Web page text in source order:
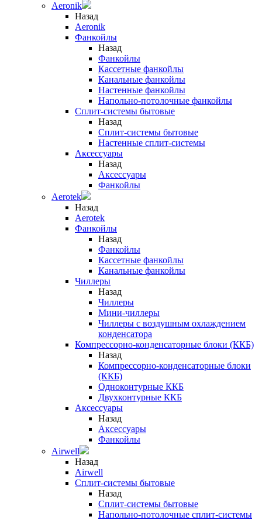
Aeronik
Назад
Aeronik
Фанкойлы
Назад
Фанкойлы
Кассетные фанкойлы
Канальные фанкойлы
Настенные фанкойлы
Напольно-потолочные фанкойлы
Сплит-системы бытовые
Назад
Сплит-системы бытовые
Настенные сплит-системы
Аксессуары
Назад
Аксессуары
Фанкойлы
Aerotek
Назад
Aerotek
Фанкойлы
Назад
Фанкойлы
Кассетные фанкойлы
Канальные фанкойлы
Чиллеры
Назад
Чиллеры
Мини-чиллеры
Чиллеры с воздушным охлаждением
конденсатора
Компрессорно-конденсаторные блоки (ККБ)
Назад
Компрессорно-конденсаторные блоки
(ККБ)
Одноконтурные ККБ
Двухконтурные ККБ
Аксессуары
Назад
Аксессуары
Фанкойлы
Airwell
Назад
Airwell
Сплит-системы бытовые
Назад
Сплит-системы бытовые
Напольно-потолочные сплит-системы